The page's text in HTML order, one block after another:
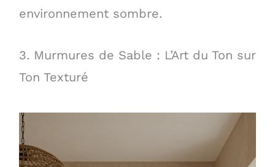
environnement sombre.
3. Murmures de Sable : L’Art du Ton sur
Ton Texturé